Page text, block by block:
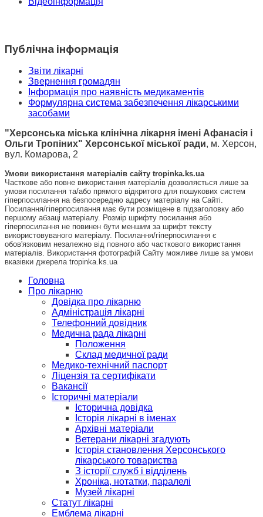
Публічна інформація
Звіти лікарні
Звернення громадян
Інформація про наявність медикаментів
Формулярна система забезпечення лікарськими
засобами
"Херсонська міська клінічна лікарня імені Афанасія і
Ольги Тропіних" Херсонської міської ради, м. Херсон,
вул. Комарова, 2
Умови використання матеріалів сайту tropinka.ks.ua
Часткове або повне використання матеріалів дозволяється лише за
умови посилання та/або прямого відкритого для пошукових систем
гіперпосилання на безпосередню адресу матеріалу на Сайті.
Посилання/гіперпосилання має бути розміщене в підзаголовку або
першому абзаці матеріалу. Розмір шрифту посилання або
гіперпосилання не повинен бути меншим за шрифт тексту
використовуваного матеріалу. Посилання/гіперпосилання є
обов'язковим незалежно від повного або часткового використання
матеріалів. Використання фотографій Сайту можливе лише за умови
вказівки джерела tropinka.ks.ua
Головна
Про лікарню
Довідка про лікарню
Адміністрація лікарні
Телефонний довідник
Медична рада лікарні
Положення
Склад медичної ради
Медико-технічний паспорт
Ліцензія та сертифікати
Вакансії
Історичні матеріали
Історична довідка
Історія лікарні в іменах
Архівні матеріали
Ветерани лікарні згадують
Історія становлення Херсонського
лікарського товариства
З історії служб і відділень
Хроніка, нотатки, паралелі
Музей лікарні
Статут лікарні
Емблема лікарні